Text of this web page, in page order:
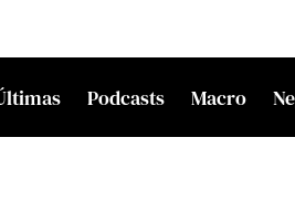
Podcasts Macro